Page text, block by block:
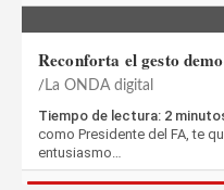
Reconforta el gesto
La ONDA digital
Tiempo de lectura: 2
como Presidente del FA, te
entusiasmo…